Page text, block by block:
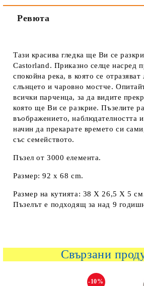
Ревюта
Тази красива гледка ще Ви се
Castorland. Приказно селце насред
спокойна река, в която се отразяват
слънцето и чаровно мостче.
всички парченца, за да видите
която ще Ви се разкрие. Пъзелите
въображението, наблюдателността
начин да прекарате времето си
със семейството.
Пъзел от 3000 елемента.
Размер: 92 x 68 cm.
Размер на кутията: 38 Х 26,5 Х 5
Пъзелът е подходящ за над 9
Свързани
-10%